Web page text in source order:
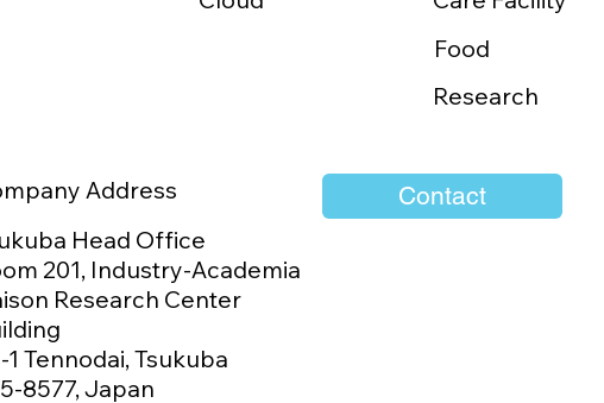
GOKURI」の台湾販売
Food
Research
Address
Head Office
201, Industry-Academia
Research Center
1 Tennodai, Tsukuba
8577, Japan
Contact